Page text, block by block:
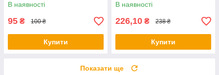
В наявності
95 ₴ 100 ₴
Купити
В наявності
226,10 ₴ 238 ₴
Купити
Показати ще